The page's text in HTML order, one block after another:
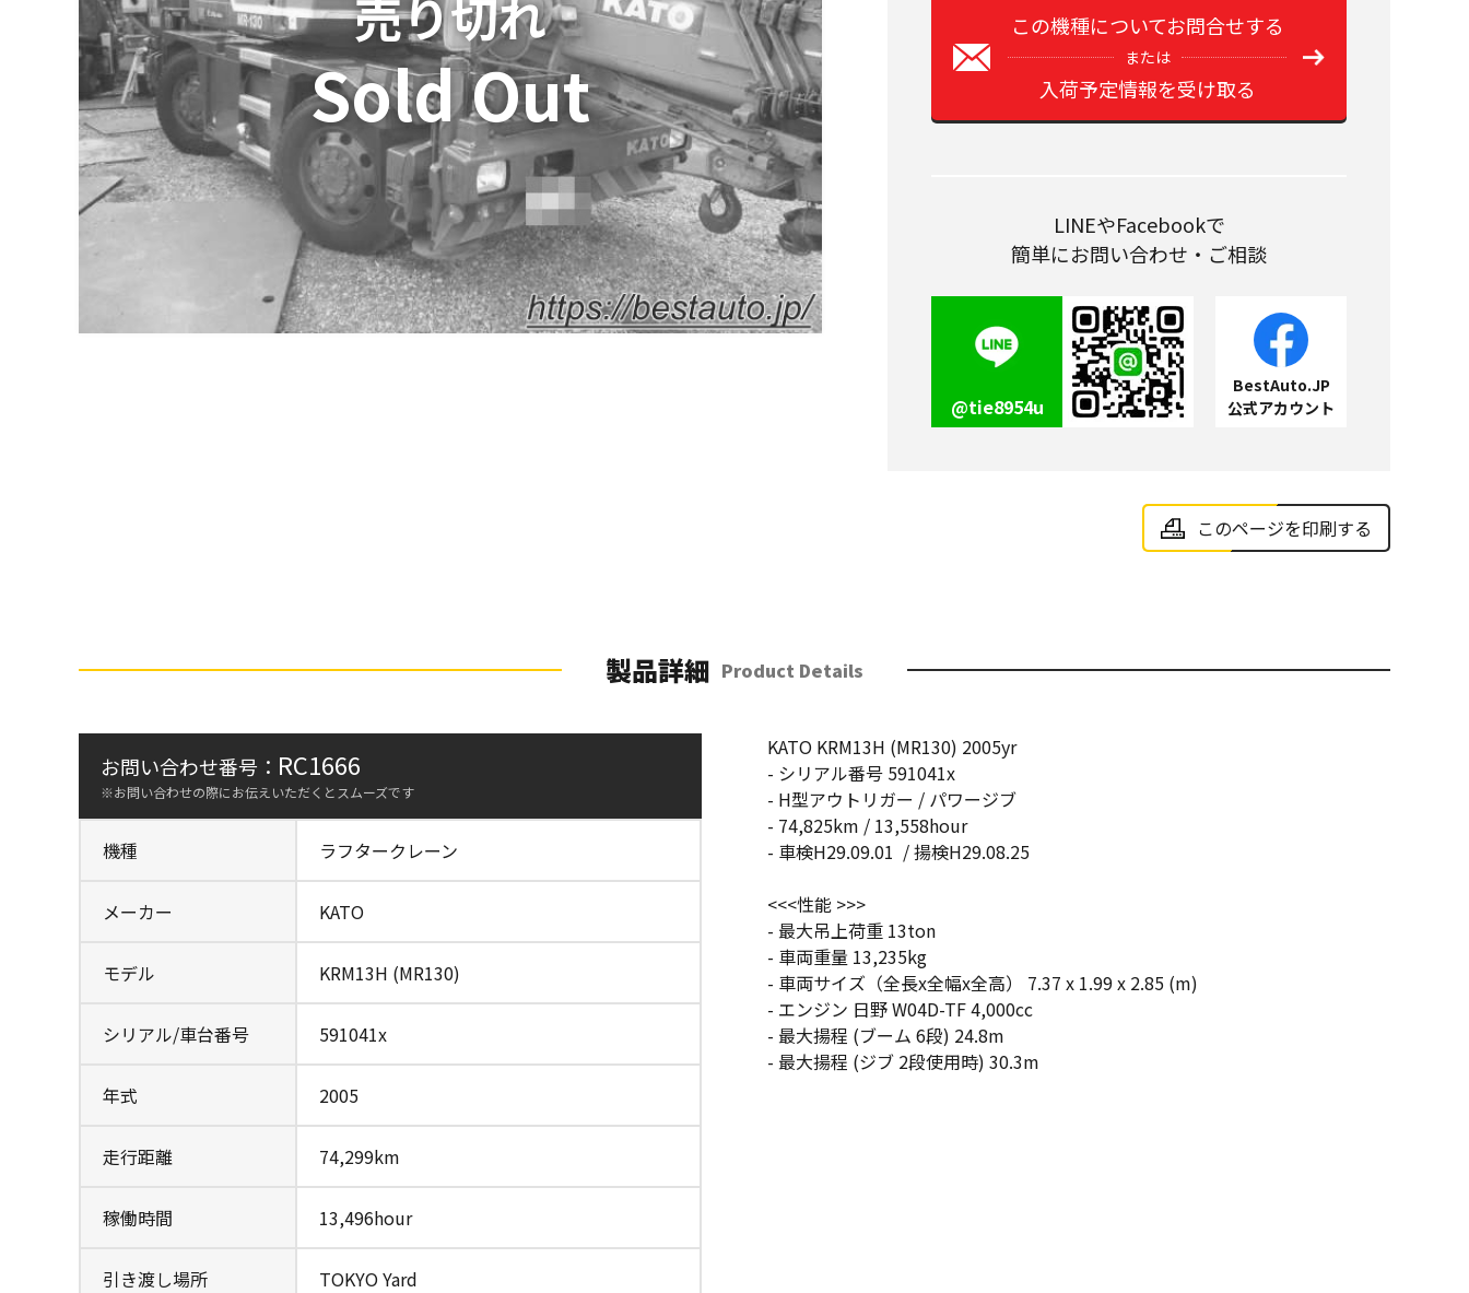
この機種についてお問合せする
または
入荷予定情報を受け取る
LINEやFacebookで
簡単にお問い合わせ・ご相談
@tie8954u
BestAuto.JP
公式アカウント
このページを印刷する
製品詳細 Product Details
お問い合わせ番号： RC1666
※お問い合わせの際にお伝えいただくとスムーズです
機種 ラフタークレーン
メーカー KATO
モデル KRM13H (MR130)
シリアル/車台番号 591041x
年式 2005
走行距離 74,299km
稼働時間 13,496hour
引き渡し場所 TOKYO Yard
KATO KRM13H (MR130) 2005yr
- シリアル番号 591041x
- H型アウトリガー / パワージブ
- 74,825km / 13,558hour
- 車検H29.09.01 / 揚検H29.08.25
<<<性能 >>>
- 最大吊上荷重 13ton
- 車両重量 13,235kg
- 車両サイズ（全長x全幅x全高） 7.37 x 1.99 x 2.85 (m)
- エンジン 日野 W04D-TF 4,000cc
- 最大揚程 (ブーム 6段) 24.8m
- 最大揚程 (ジブ 2段使用時) 30.3m